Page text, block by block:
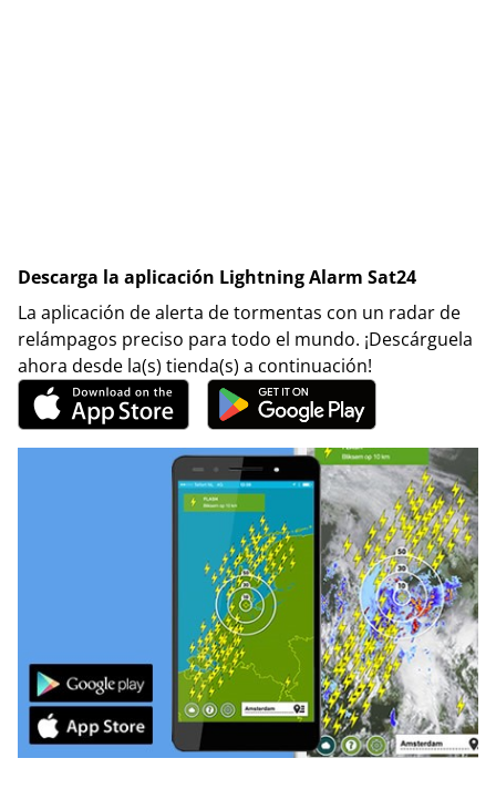
Descarga la aplicación Lightning Alarm Sat24
La aplicación de alerta de tormentas con un radar de
relámpagos preciso para todo el mundo. ¡Descárguela
ahora desde la(s) tienda(s) a continuación!